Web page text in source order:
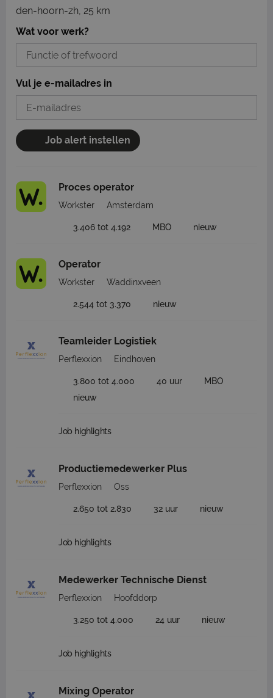
den-hoorn-zh, 25 km
Wat voor werk?
Vul je e-mailadres in
Job alert instellen
Proces operator
Workster Amsterdam
3.406 tot 4.192 MBO nieuw
Operator
Workster Waddinxveen
2.544 tot 3.370 nieuw
Teamleider Logistiek
Perflexxion Eindhoven
3.800 tot 4.000 40 uur
MBO
nieuw
Job highlights
Productiemedewerker Plus
Perflexxion Oss
2.650 tot 2.830 32 uur nieuw
Job highlights
Medewerker Technische Dienst
Perflexxion Hoofddorp
3.250 tot 4.000 24 uur nieuw
Job highlights
Mixing Operator